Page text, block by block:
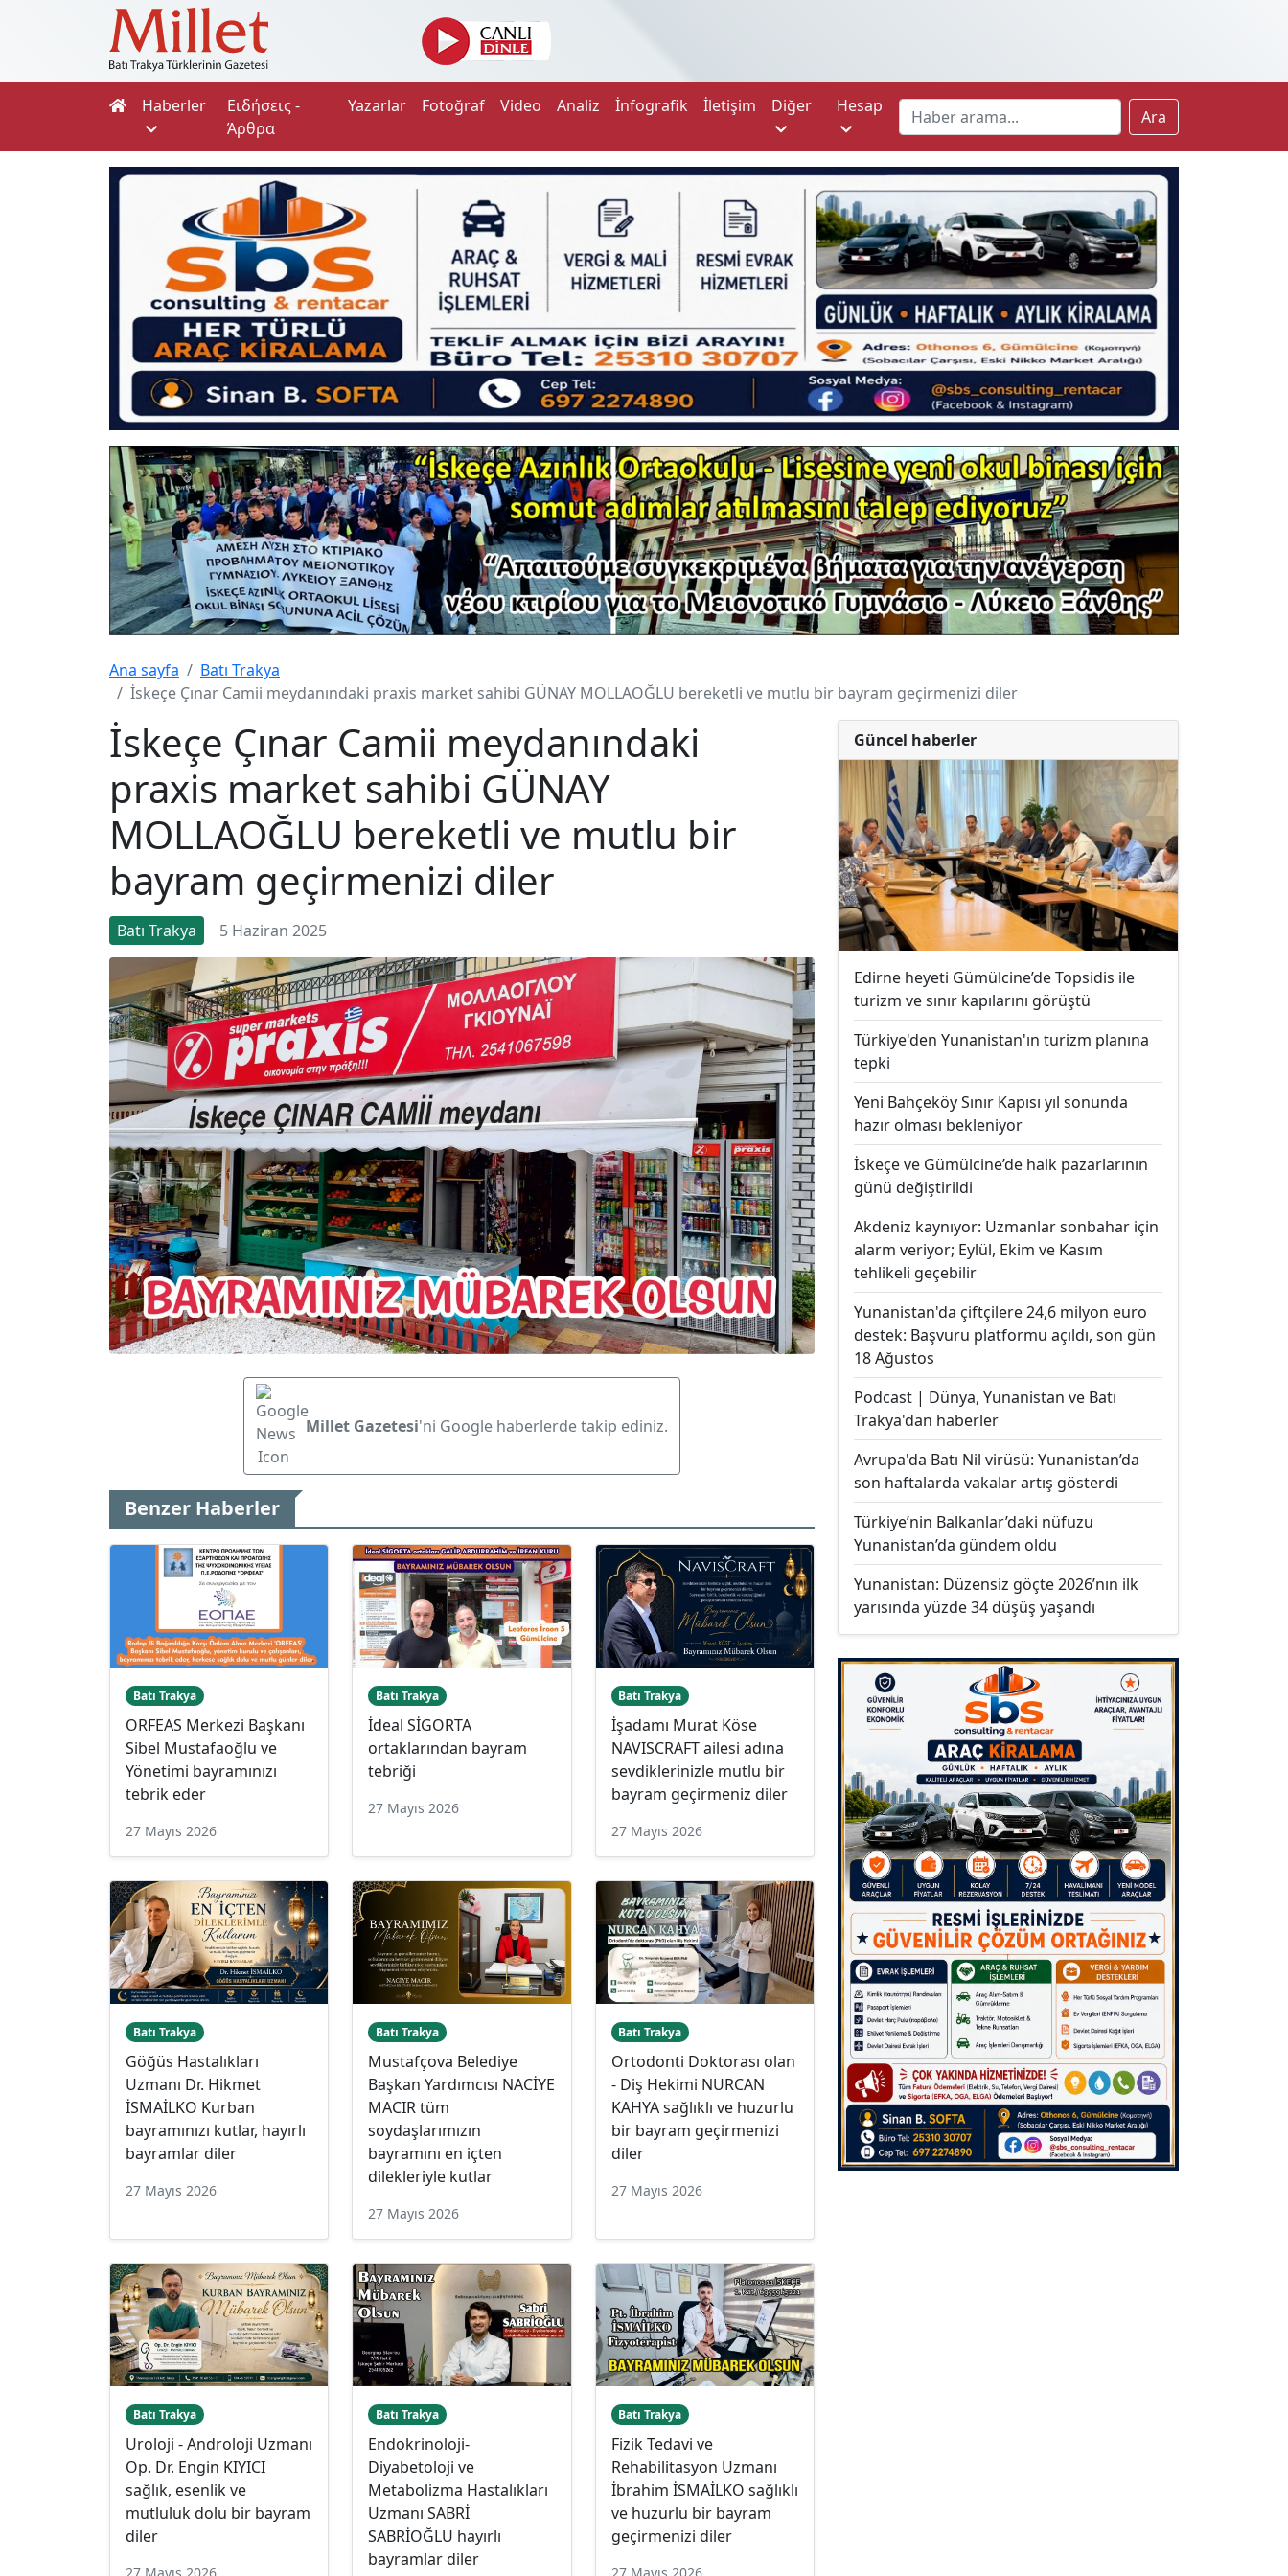
Haberler
Ειδήσεις -
Άρθρα
Yazarlar Fotoğraf Video Analiz İnfografik İletişim Diğer Hesap
Ara
Ana sayfa
Batı Trakya
İskeçe Çınar Camii meydanındaki praxis market sahibi GÜNAY MOLLAOĞLU bereketli ve mutlu bir bayram geçirmenizi diler
İskeçe Çınar Camii meydanındaki
praxis market sahibi GÜNAY
MOLLAOĞLU bereketli ve mutlu bir
bayram geçirmenizi diler
Batı Trakya 5 Haziran 2025
Millet Gazetesi'ni Google haberlerde takip ediniz.
Benzer Haberler
Batı Trakya
ORFEAS Merkezi Başkanı
Sibel Mustafaoğlu ve
Yönetimi bayramınızı
tebrik eder
27 Mayıs 2026
Batı Trakya
İdeal SİGORTA
ortaklarından bayram
tebriği
27 Mayıs 2026
Batı Trakya
İşadamı Murat Köse
NAVISCRAFT ailesi adına
sevdiklerinizle mutlu bir
bayram geçirmeniz diler
27 Mayıs 2026
Batı Trakya
Göğüs Hastalıkları
Uzmanı Dr. Hikmet
İSMAİLKO Kurban
bayramınızı kutlar, hayırlı
bayramlar diler
27 Mayıs 2026
Batı Trakya
Mustafçova Belediye
Başkan Yardımcısı NACİYE
MACIR tüm
soydaşlarımızın
bayramını en içten
dilekleriyle kutlar
27 Mayıs 2026
Batı Trakya
Ortodonti Doktorası olan
- Diş Hekimi NURCAN
KAHYA sağlıklı ve huzurlu
bir bayram geçirmenizi
diler
27 Mayıs 2026
Batı Trakya
Uroloji - Androloji Uzmanı
Op. Dr. Engin KIYICI
sağlık, esenlik ve
mutluluk dolu bir bayram
diler
Batı Trakya
Endokrinoloji-
Diyabetoloji ve
Metabolizma Hastalıkları
Uzmanı SABRİ
SABRİOĞLU hayırlı
bayramlar diler
Batı Trakya
Fizik Tedavi ve
Rehabilitasyon Uzmanı
İbrahim İSMAİLKO sağlıklı
ve huzurlu bir bayram
geçirmenizi diler
Güncel haberler
Edirne heyeti Gümülcine’de Topsidis ile
turizm ve sınır kapılarını görüştü
Türkiye'den Yunanistan'ın turizm planına
tepki
Yeni Bahçeköy Sınır Kapısı yıl sonunda
hazır olması bekleniyor
İskeçe ve Gümülcine’de halk pazarlarının
günü değiştirildi
Akdeniz kaynıyor: Uzmanlar sonbahar için
alarm veriyor; Eylül, Ekim ve Kasım
tehlikeli geçebilir
Yunanistan'da çiftçilere 24,6 milyon euro
destek: Başvuru platformu açıldı, son gün
18 Ağustos
Podcast | Dünya, Yunanistan ve Batı
Trakya'dan haberler
Avrupa'da Batı Nil virüsü: Yunanistan’da
son haftalarda vakalar artış gösterdi
Türkiye’nin Balkanlar’daki nüfuzu
Yunanistan’da gündem oldu
Yunanistan: Düzensiz göçte 2026’nın ilk
yarısında yüzde 34 düşüş yaşandı